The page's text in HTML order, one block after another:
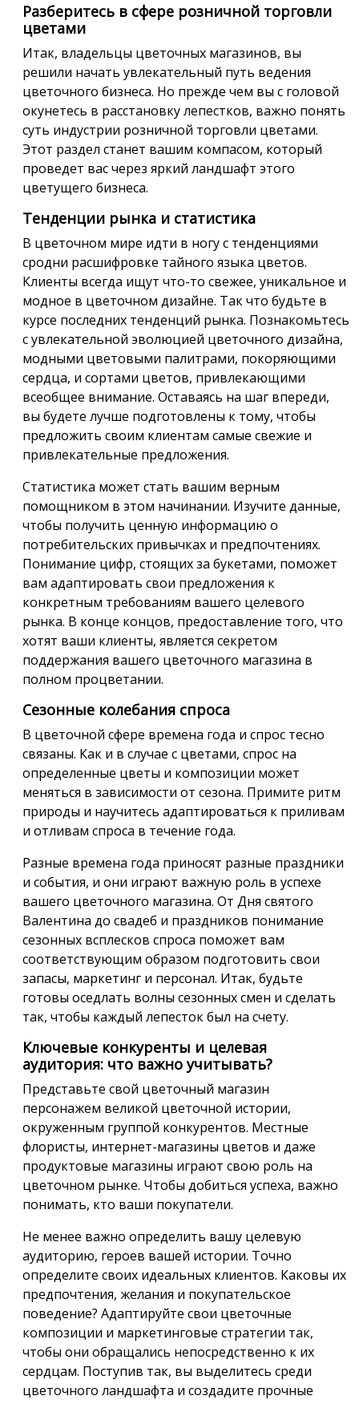
Разберитесь в сфере розничной торговли
цветами
Итак, владельцы цветочных магазинов, вы
решили начать увлекательный путь ведения
цветочного бизнеса. Но прежде чем вы с головой
окунетесь в расстановку лепестков, важно понять
суть индустрии розничной торговли цветами.
Этот раздел станет вашим компасом, который
проведет вас через яркий ландшафт этого
цветущего бизнеса.
Тенденции рынка и статистика
В цветочном мире идти в ногу с тенденциями
сродни расшифровке тайного языка цветов.
Клиенты всегда ищут что-то свежее, уникальное и
модное в цветочном дизайне. Так что будьте в
курсе последних тенденций рынка. Познакомьтесь
с увлекательной эволюцией цветочного дизайна,
модными цветовыми палитрами, покоряющими
сердца, и сортами цветов, привлекающими
всеобщее внимание. Оставаясь на шаг впереди,
вы будете лучше подготовлены к тому, чтобы
предложить своим клиентам самые свежие и
привлекательные предложения.
Статистика может стать вашим верным
помощником в этом начинании. Изучите данные,
чтобы получить ценную информацию о
потребительских привычках и предпочтениях.
Понимание цифр, стоящих за букетами, поможет
вам адаптировать свои предложения к
конкретным требованиям вашего целевого
рынка. В конце концов, предоставление того, что
хотят ваши клиенты, является секретом
поддержания вашего цветочного магазина в
полном процветании.
Сезонные колебания спроса
В цветочной сфере времена года и спрос тесно
связаны. Как и в случае с цветами, спрос на
определенные цветы и композиции может
меняться в зависимости от сезона. Примите ритм
природы и научитесь адаптироваться к приливам
и отливам спроса в течение года.
Разные времена года приносят разные праздники
и события, и они играют важную роль в успехе
вашего цветочного магазина. От Дня святого
Валентина до свадеб и праздников понимание
сезонных всплесков спроса поможет вам
соответствующим образом подготовить свои
запасы, маркетинг и персонал. Итак, будьте
готовы оседлать волны сезонных смен и сделать
так, чтобы каждый лепесток был на счету.
Ключевые конкуренты и целевая
аудитория: что важно учитывать?
Представьте свой цветочный магазин
персонажем великой цветочной истории,
окруженным группой конкурентов. Местные
флористы, интернет-магазины цветов и даже
продуктовые магазины играют свою роль на
цветочном рынке. Чтобы добиться успеха, важно
понимать, кто ваши покупатели.
Не менее важно определить вашу целевую
аудиторию, героев вашей истории. Точно
определите своих идеальных клиентов. Каковы их
предпочтения, желания и покупательское
поведение? Адаптируйте свои цветочные
композиции и маркетинговые стратегии так,
чтобы они обращались непосредственно к их
сердцам. Поступив так, вы выделитесь среди
цветочного ландшафта и создадите прочные